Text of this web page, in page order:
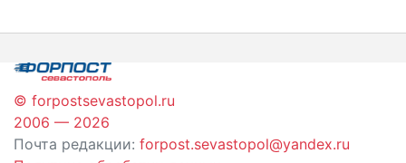
записям
© forpostsevastopol.ru
2006 — 2026
Почта редакции: forpost.sevastopol@yandex.ru